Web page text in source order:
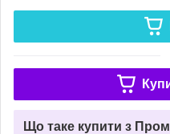
Що таке купити з